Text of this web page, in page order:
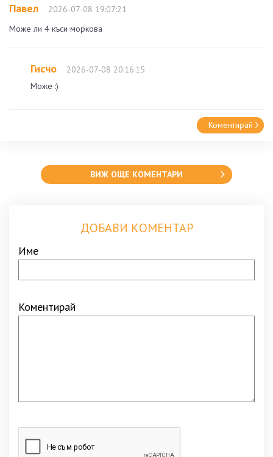
Павел
2026-07-08 19:07:21
Може ли 4 къси моркова
Гисчо
2026-07-08 20:16:15
Може :)
Коментирай
ВИЖ ОЩЕ КОМЕНТАРИ
ДОБАВИ КОМЕНТАР
Име
Коментирай